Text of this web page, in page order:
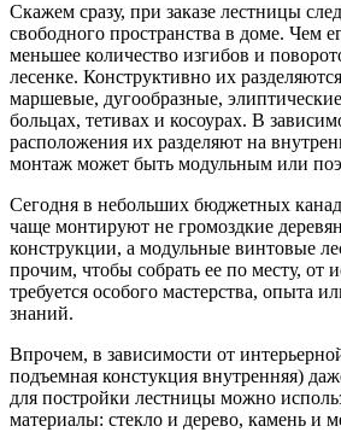
Скажем сразу, при заказе лестницы
свободного пространства в доме. Чем
меньшее количество изгибов и
лесенке. Конструктивно их
маршевые, дугообразные,
больцах, тетивах и косоурах. В
расположения их разделяют на
монтаж может быть модульным или
Сегодня в небольших бюджетных
чаще монтируют не громоздкие
конструкции, а модульные винтовые
прочим, чтобы собрать ее по месту, от
требуется особого мастерства, опыта
знаний.
Впрочем, в зависимости от
подъемная констукция внутренняя)
для постройки лестницы можно
материалы: стекло и дерево, камень и